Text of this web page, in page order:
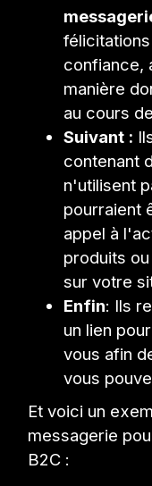
confiance,
manière
au cours
Suivant :
contenant
n'utilisent
pourraient
appel à
produits
sur votre
Enfin: Ils
un lien
vous afin
vous
Et voici un
messagerie
B2C :